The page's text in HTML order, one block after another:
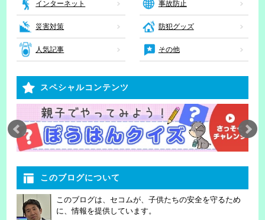
インターネット 事故防止
災害対策 防犯グッズ
人気記事 その他
スペシャルコンテンツ
このブログについて
このブログは、セコムが、子供たちの安全を守るため
に、情報を提供しています。